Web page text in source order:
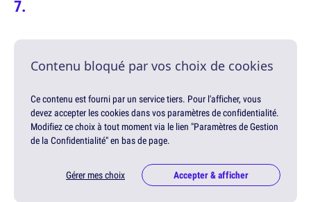
Contenu bloqué par vos choix de cookies
Ce contenu est fourni par un service tiers. Pour l'afficher, vous
devez accepter les cookies dans vos paramètres de confidentialité.
Modifiez ce choix à tout moment via le lien "Paramètres de Gestion
de la Confidentialité" en bas de page.
Gérer mes choix Accepter & afficher